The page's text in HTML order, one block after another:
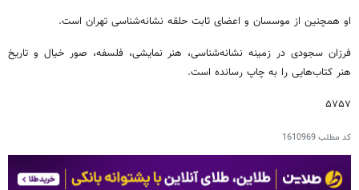
او همچنین از موسسان و اعضای ثابت حلقه نشانه‌شناسی تهران است.
فرزان سجودی در زمینه نشانه‌شناسی، هنر نمایشی، فلسفه، صور خیال و تاریخ
هنر کتاب‌هایی را به چاپ رسانده است.
۵۷۵۷
کد مطلب1610969